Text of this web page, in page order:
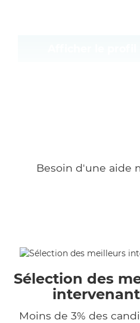
Besoin d'une aide
Sélection des
Moins de 3% des